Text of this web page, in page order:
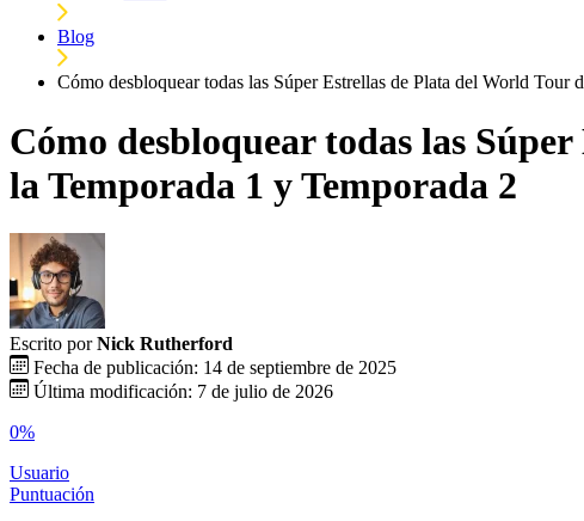
Blog
Cómo desbloquear todas las Súper Estrellas de Plata del World
Cómo desbloquear todas las
la Temporada 1 y Temporada 2
Escrito por Nick Rutherford
Fecha de publicación: 14 de septiembre de 2025
Última modificación: 7 de julio de 2026
0%
Usuario
Puntuación